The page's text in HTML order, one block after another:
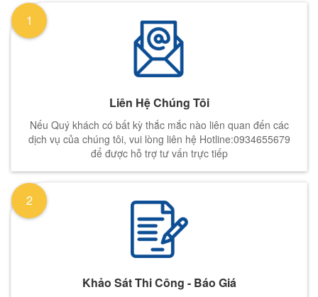
Liên Hệ Chúng Tôi
Nếu Quý khách có bất kỳ thắc mắc nào liên quan đến các
dịch vụ của chúng tôi, vui lòng liên hệ Hotline:0934655679
để được hỗ trợ tư vấn trực tiếp
1
Khảo Sát Thi Công - Báo Giá
2